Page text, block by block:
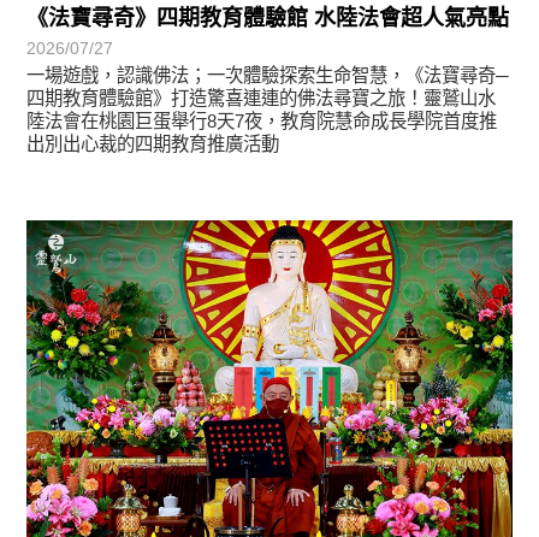
《法寶尋奇》四期教育體驗館 水陸法會超人氣亮點
2026/07/27
一場遊戲，認識佛法；一次體驗探索生命智慧，《法寶尋奇─
四期教育體驗館》打造驚喜連連的佛法尋寶之旅！靈鷲山水
陸法會在桃園巨蛋舉行8天7夜，教育院慧命成長學院首度推
出別出心裁的四期教育推廣活動
學習分享